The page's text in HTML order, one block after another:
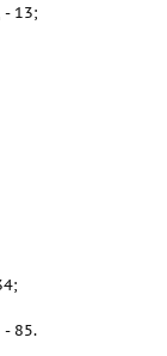
- 13;
- 85.